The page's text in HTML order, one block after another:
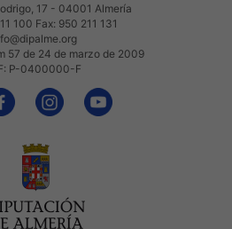
17 - 04001 Almería
100 Fax: 950 211 131
57 de 24 de marzo de 2009
P-0400000-F